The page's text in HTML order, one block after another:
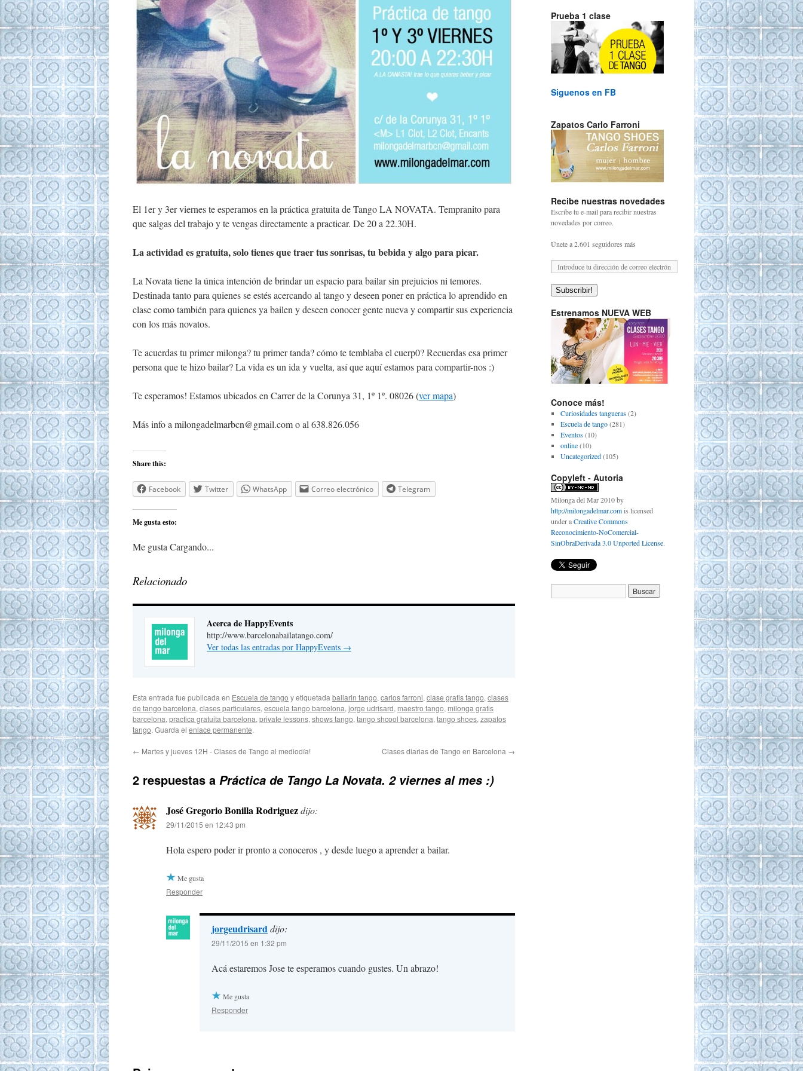
El 1er y 3er viernes te esperamos en la práctica gratuita de Tango LA NOVATA. Tempranito para
que salgas del trabajo y te vengas directamente a practicar. De 20 a 22.30H.
La actividad es gratuita, solo tienes que traer tus sonrisas, tu bebida y algo para picar.
La Novata tiene la única intención de brindar un espacio para bailar sin prejuicios ni temores.
Destinada tanto para quienes se estés acercando al tango y deseen poner en práctica lo aprendido en
clase como también para quienes ya bailen y deseen conocer gente nueva y compartir sus experiencia
con los más novatos.
Te acuerdas tu primer milonga? tu primer tanda? cómo te temblaba el cuerp0? Recuerdas esa primer
persona que te hizo bailar? La vida es un ida y vuelta, así que aquí estamos para compartir-nos :)
Te esperamos! Estamos ubicados en Carrer de la Corunya 31, 1º 1º. 08026 (ver mapa)
Más info a milongadelmarbcn@gmail.como al 638.826.056
Share this:
Facebook Twitter WhatsApp Correo electrónico Telegram
Me gusta esto:
Me gusta Cargando...
Relacionado
Acerca de HappyEvents
http://www.barcelonabailatango.com/
Ver todas las entradas por HappyEvents →
Esta entrada fue publicada en Escuela de tango y etiquetada bailarin tango, carlos farroni, clase gratis tango, clases
de tango barcelona, clases particulares, escuela tango barcelona, jorge udrisard, maestro tango, milonga gratis
barcelona, practica gratuita barcelona, private lessons, shows tango, tango shcool barcelona, tango shoes, zapatos
tango. Guarda el enlace permanente.
← Martes y jueves 12H - Clases de Tango al mediodía! Clases diarias de Tango en Barcelona →
2 respuestas a Práctica de Tango La Novata. 2 viernes al mes :)
José Gregorio Bonilla Rodriguezdijo:
29/11/2015 en 12:43 pm
Hola espero poder ir pronto a conoceros , y desde luego a aprender a bailar.
Me gusta
Responder
jorgeudrisarddijo:
29/11/2015 en 1:32 pm
Acá estaremos Jose te esperamos cuando gustes. Un abrazo!
Me gusta
Responder
Prueba 1 clase
Siguenos en FB
Zapatos Carlo Farroni
Recibe nuestras novedades
Escribe tu e-mail para recibir nuestras
novedades por correo.
Únete a 2.601 seguidores más
Subscribir!
Estrenamos NUEVA WEB
Conoce más!
Curiosidades tangueras(2)
Escuela de tango(281)
Eventos(10)
online(10)
Uncategorized(105)
Copyleft - Autoria
Milonga del Mar 2010by
http://milongadelmar.comis licensed
under aCreative Commons
Reconocimiento-NoComercial-
SinObraDerivada 3.0 Unported License.